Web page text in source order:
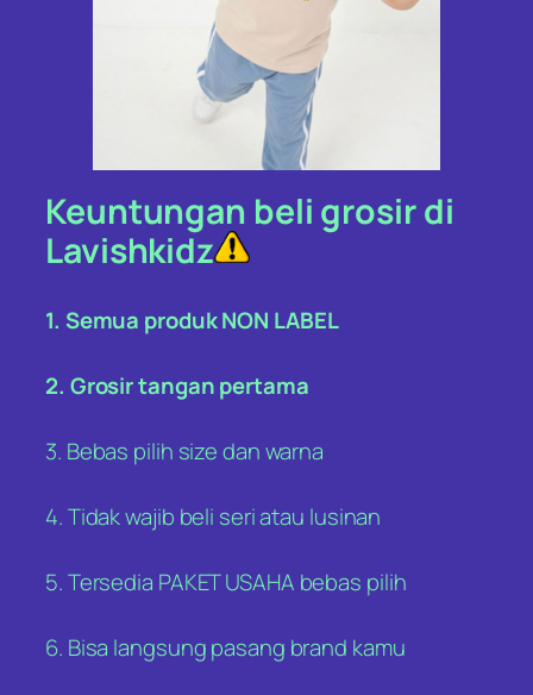
Keuntungan beli grosir di
Lavishkidz
1. Semua produk NON LABEL
2. Grosir tangan pertama
3. Bebas pilih size dan warna
4. Tidak wajib beli seri atau lusinan
5. Tersedia PAKET USAHA bebas pilih
6. Bisa langsung pasang brand kamu